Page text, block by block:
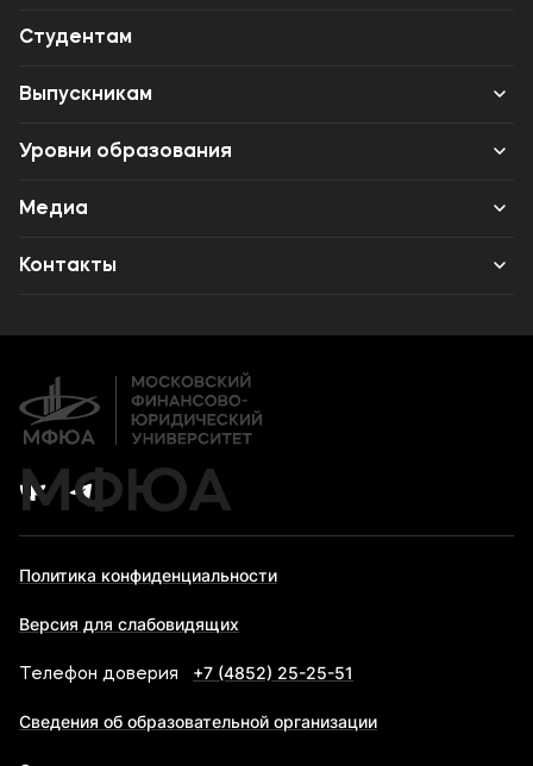
Сведения об образовательной организации
Абитуриенту
Студентам
Выпускникам
Карьера
Институт дополнительного образования
Уровни образования
Среднее профессиональное образование
Высшее образование
Медиа
Объявления
Контакты
МФЮА
Политика конфиденциальности
Версия для слабовидящих
Телефон доверия +7 (4852) 25-25-51
Сведения об образовательной организации